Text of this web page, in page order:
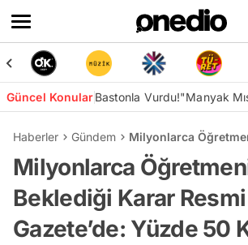
Güncel KonularBastonla Vurdu!"Manyak
Haberler Gündem Milyonlarca
Milyonlarca
Beklediği Karar Resmi
Gazete’de: Yüzde 50